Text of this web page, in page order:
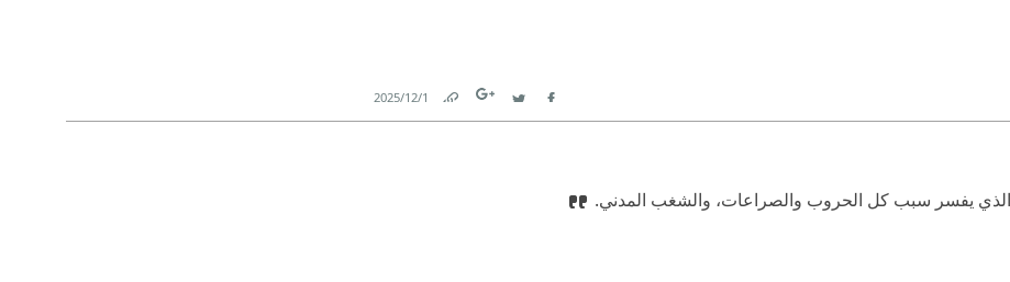
Facebook
Twitter
Link
1‏/12‏/2025
الذي يفسر سبب كل الحروب والصراعات، والشغب المدني.